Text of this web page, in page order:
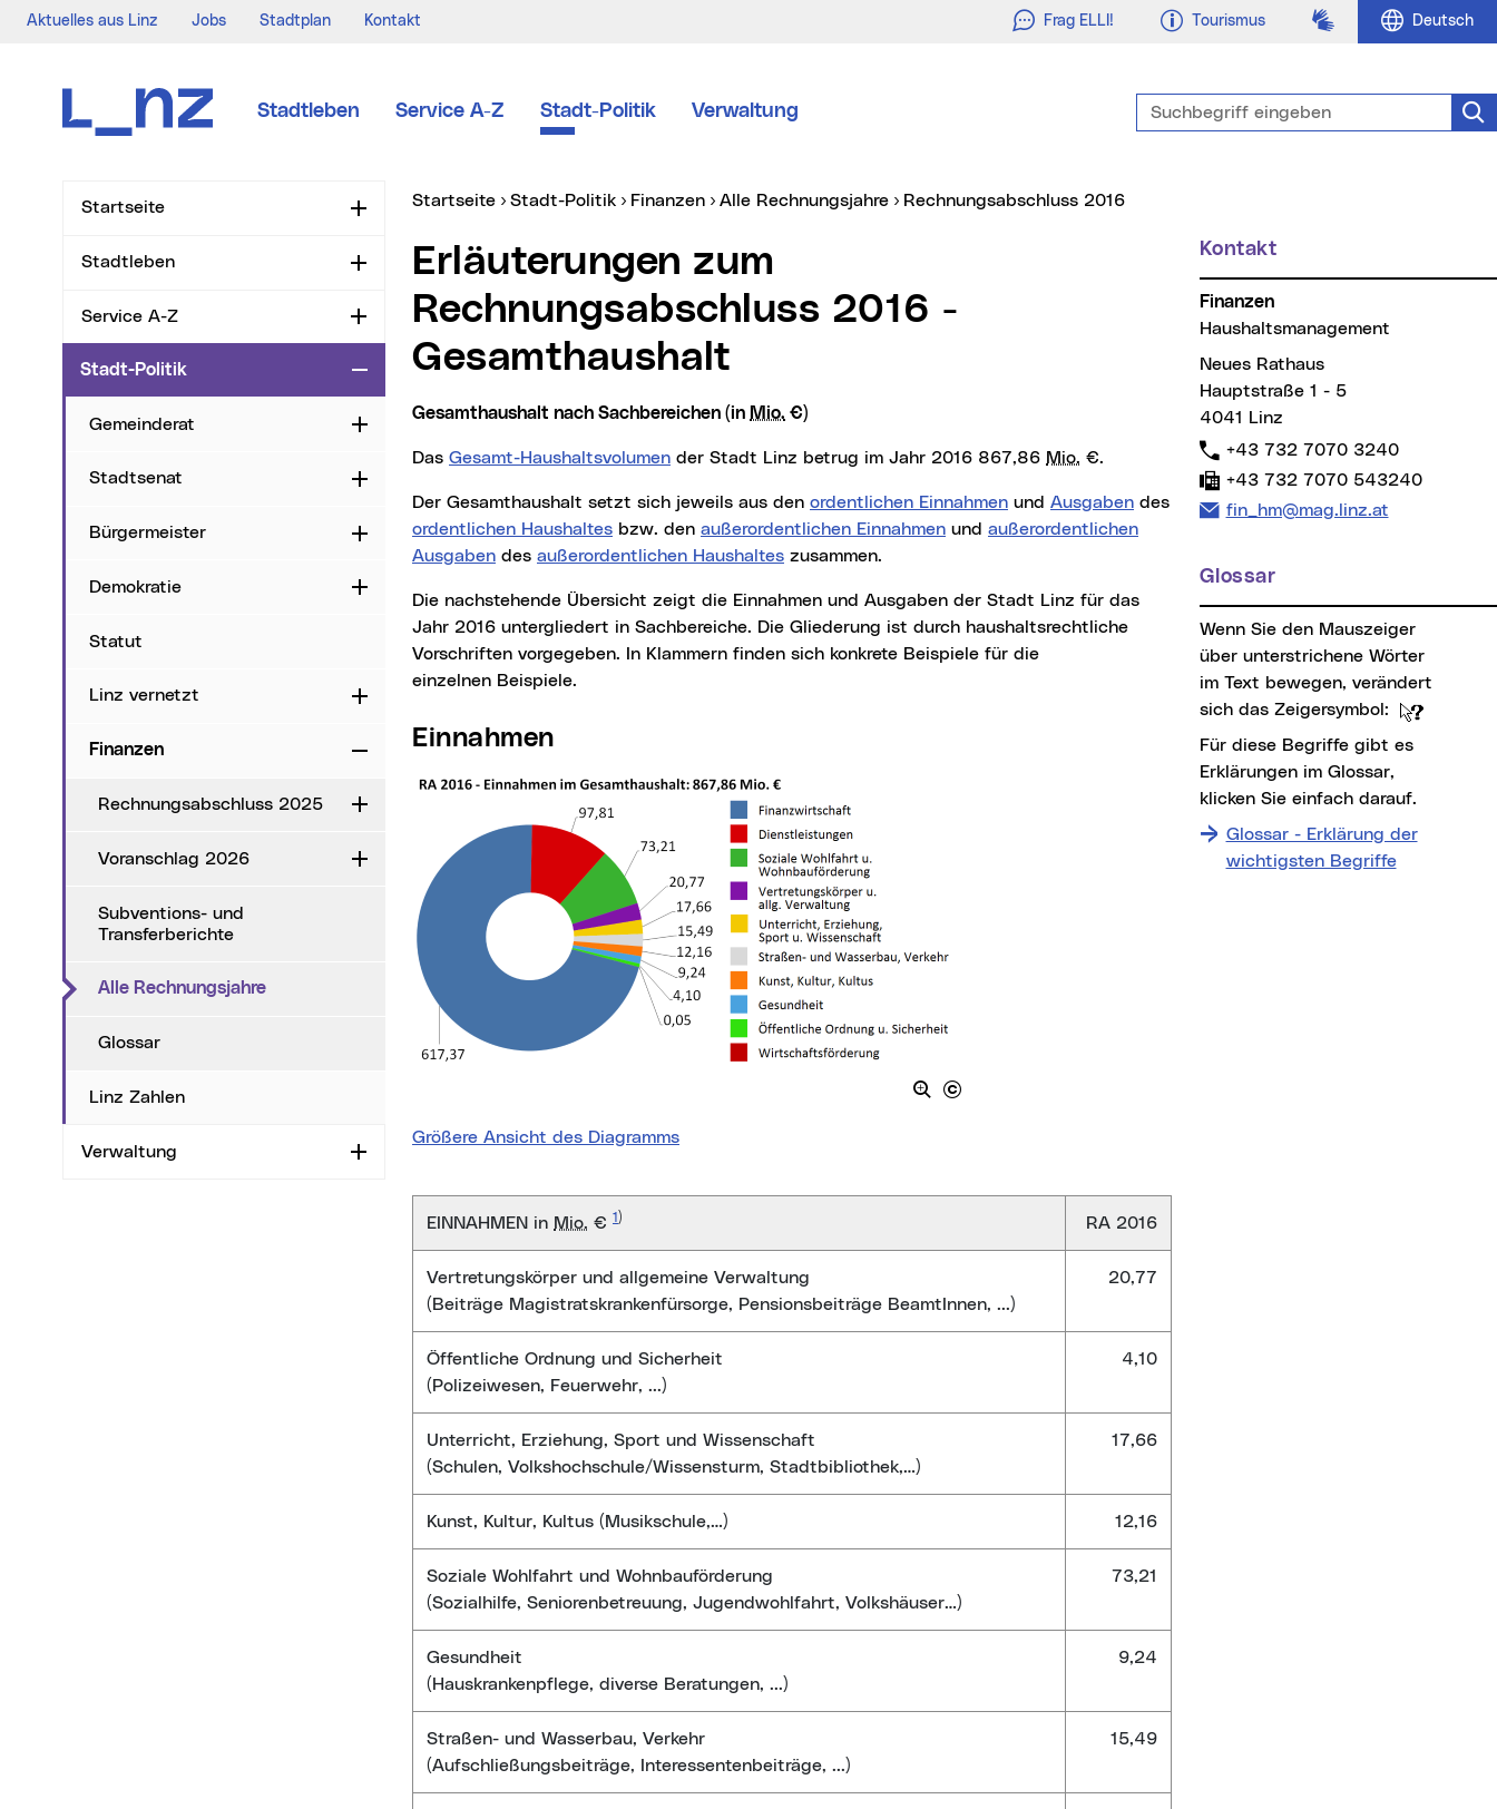
Aktuelles aus Linz Jobs Stadtplan Kontakt Frag ELLI! Tourismus Gebärdensprache
Deutsch
Stadtleben Service A-Z Stadt-Politik Verwaltung Suchbegriff eingeben
Startseite Aufklappen
Stadtleben Aufklappen
Service A-Z Aufklappen
Stadt-Politik Zuklappen
Gemeinderat Aufklappen
Stadtsenat Aufklappen
Bürgermeister Aufklappen
Demokratie Aufklappen
Statut
Linz vernetzt Aufklappen
Finanzen Zuklappen
Rechnungsabschluss 2025 Aufklappen
Voranschlag 2026 Aufklappen
Subventions- und
Transferberichte
Alle Rechnungsjahre(aktueller Menüpunkt)
Glossar
Linz Zahlen
Verwaltung Aufklappen
Sie sind hier:
Startseite Stadt-Politik Finanzen Alle Rechnungsjahre Rechnungsabschluss 2016
Erläuterungen zum
Rechnungsabschluss 2016 -
Gesamthaushalt
Gesamthaushalt nach Sachbereichen (in Mio. €)
Das Gesamt-Haushaltsvolumen der Stadt Linz betrug im Jahr 2016 867,86 Mio. €.
Der Gesamthaushalt setzt sich jeweils aus den ordentlichen Einnahmen und Ausgaben des
ordentlichen Haushaltes bzw. den außerordentlichen Einnahmen und außerordentlichen
Ausgaben des außerordentlichen Haushaltes zusammen.
Die nachstehende Übersicht zeigt die Einnahmen und Ausgaben der Stadt Linz für das
Jahr 2016 untergliedert in Sachbereiche. Die Gliederung ist durch haushaltsrechtliche
Vorschriften vorgegeben. In Klammern finden sich konkrete Beispiele für die
einzelnen Beispiele.
Einnahmen
Größere Ansicht des Diagramms
EINNAHMEN in Mio. € 1 ) RA 2016
Vertretungskörper und allgemeine Verwaltung
(Beiträge Magistratskrankenfürsorge, Pensionsbeiträge BeamtInnen, ...)
20,77
Öffentliche Ordnung und Sicherheit
(Polizeiwesen, Feuerwehr, ...)
4,10
Unterricht, Erziehung, Sport und Wissenschaft
(Schulen, Volkshochschule/Wissensturm, Stadtbibliothek,…)
17,66
Kunst, Kultur, Kultus (Musikschule,…) 12,16
Soziale Wohlfahrt und Wohnbauförderung
(Sozialhilfe, Seniorenbetreuung, Jugendwohlfahrt, Volkshäuser…)
73,21
Gesundheit
(Hauskrankenpflege, diverse Beratungen, ...)
9,24
Straßen- und Wasserbau, Verkehr
(Aufschließungsbeiträge, Interessentenbeiträge, ...)
15,49
Kontakt
Finanzen
Haushaltsmanagement
Neues Rathaus
Hauptstraße 1 - 5
4041 Linz
Telefon:
+43 732 7070 3240
Fax:
+43 732 7070 543240
E-Mail Adresse:
fin_hm@mag.linz.at
Glossar
Wenn Sie den Mauszeiger
über unterstrichene Wörter
im Text bewegen, verändert
sich das Zeigersymbol:
Für diese Begriffe gibt es
Erklärungen im Glossar,
klicken Sie einfach darauf.
Glossar - Erklärung der
wichtigsten Begriffe